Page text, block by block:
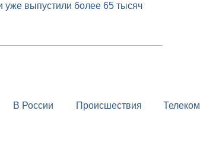
уже выпустили более 65 тысяч
В России Происшествия Телеком